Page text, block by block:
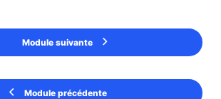
Module précédente
Module suivante